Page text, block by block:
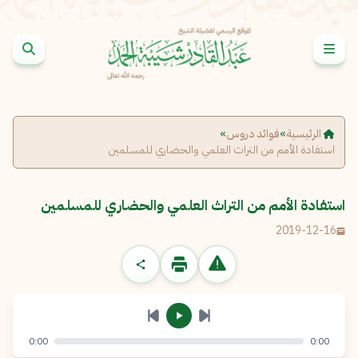
الرئيسية»فوائد دروس»
استفادة الأمم من التراث العلمي والحضاري للمسلمين
استفادة الأمم من التراث العلمي والحضاري للمسلمين
2019-12-16
الإبلاغ عن مشكلة
البريد الإلكتروني*
الرسالة
نسخ
0:00
0:00